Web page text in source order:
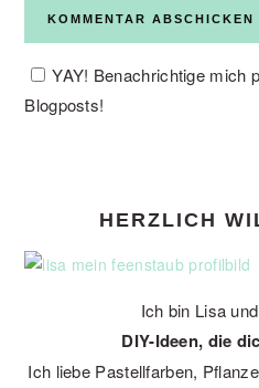
YAY! Benachrichtige mich
Blogposts!
HERZLICH
Ich bin Lisa
DIY-Ideen, die
Ich liebe Pastellfarben,